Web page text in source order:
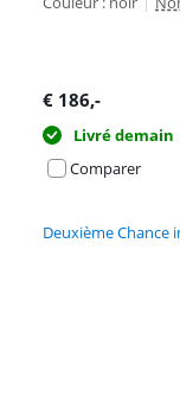
€ 186,-
Livré demain
Comparer
Deuxième Chance